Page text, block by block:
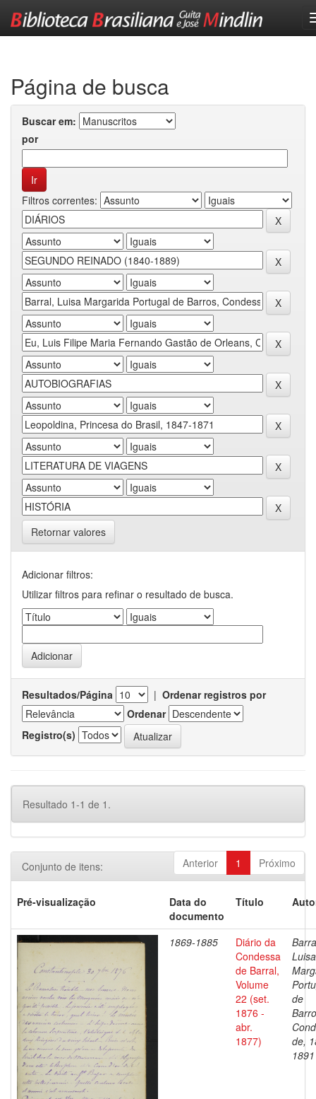
Página de busca
Buscar em:
por
Filtros correntes:
Retornar valores
Adicionar filtros:
Utilizar filtros para refinar o resultado de busca.
Resultados/Página | Ordenar registros por
Ordenar
Registro(s)
Resultado 1-1 de 1.
Anterior 1 Próximo
Conjunto de itens:
Pré-visualização
Data do
documento
Título
1869-1885
Diário da
Condessa
de Barral,
Volume
22 (set.
1876 -
abr.
1877)
Luisa
de
de,
1891